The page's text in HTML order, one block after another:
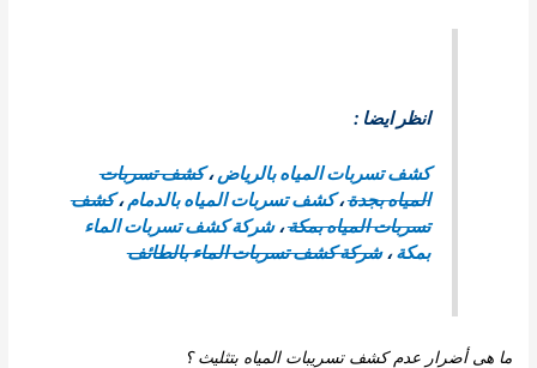
انظر ايضا :
كشف تسربات المياه بالرياض،كشف تسربات
المياه بجدة،كشف تسربات المياه بالدمام،كشف
تسربات المياه بمكة،شركة كشف تسربات الماء
بمكة،شركة كشف تسربات الماء بالطائف
ما هى أضرار عدم كشف تسريبات المياه بتثليث؟